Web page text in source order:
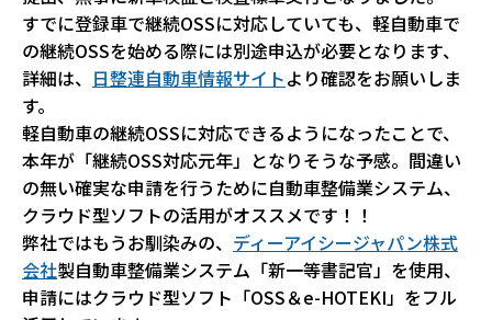
すでに登録車で継続OSSに対応していても、軽自動車で
の継続OSSを始める際には別途申込が必要となります、
詳細は、 日整連自動車情報サイトより確認をお願いしま
す。
軽自動車の継続OSSに対応できるようになったことで、
本年が「継続OSS対応元年」となりそうな予感。間違い
の無い確実な申請を行うために自動車整備業システム、
クラウド型ソフトの活用がオススメです！！
弊社ではもうお馴染みの、 ディーアイシージャパン株式
会社製自動車整備業システム「新一等書記官」を使用、
申請にはクラウド型ソフト「OSS＆e-HOTEKI」をフル